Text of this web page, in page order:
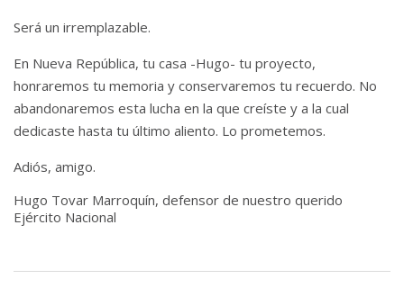
Será un irremplazable.
En Nueva República, tu casa -Hugo- tu proyecto,
honraremos tu memoria y conservaremos tu recuerdo. No
abandonaremos esta lucha en la que creíste y a la cual
dedicaste hasta tu último aliento. Lo prometemos.
Adiós, amigo.
Hugo Tovar Marroquín, defensor de nuestro querido
Ejército Nacional